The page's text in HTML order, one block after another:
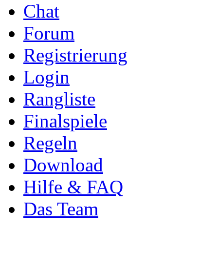
Chat
Forum
Registrierung
Login
Rangliste
Finalspiele
Regeln
Download
Hilfe & FAQ
Das Team